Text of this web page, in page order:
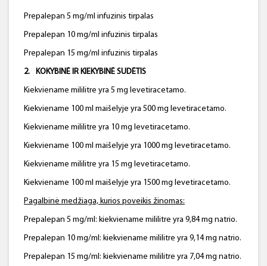
Prepalepan 5 mg/ml infuzinis tirpalas
Prepalepan 10 mg/ml infuzinis tirpalas
Prepalepan 15 mg/ml infuzinis tirpalas
2. KOKYBINĖ IR KIEKYBINĖ SUDĖTIS
Kiekviename mililitre yra 5 mg levetiracetamo.
Kiekviename 100 ml maišelyje yra 500 mg levetiracetamo.
Kiekviename mililitre yra 10 mg levetiracetamo.
Kiekviename 100 ml maišelyje yra 1000 mg levetiracetamo.
Kiekviename mililitre yra 15 mg levetiracetamo.
Kiekviename 100 ml maišelyje yra 1500 mg levetiracetamo.
Pagalbinė medžiaga, kurios poveikis žinomas:
Prepalepan 5 mg/ml: kiekviename mililitre yra 9,84 mg natrio.
Prepalepan 10 mg/ml: kiekviename mililitre yra 9,14 mg natrio.
Prepalepan 15 mg/ml: kiekviename mililitre yra 7,04 mg natrio.